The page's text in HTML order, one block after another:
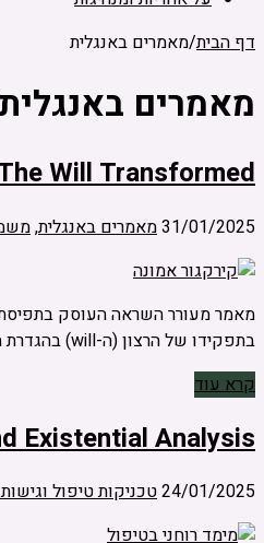
דף הבית/מאמרים באנגלית
מאמרים
Will Transformed
31/01/2025מאמרים באנגלית,
מאמר מעורר השראה העוסק בתפיסת
בתפקידו של הרצון (ה-will) בהגדרת העצמי: האם ה"אני" הוא תוצאה של רצון ושליטה, או שמא עליו לוותר על הרצון העצמאי כדי …
קרא עוד
Existential Analysis
24/01/2025טכניקות טיפול